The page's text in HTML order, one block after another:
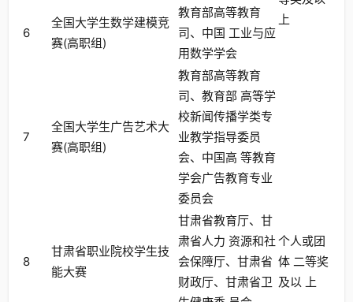
上
6
全国大学生数学建模竞
赛(高职组)
教育部高等教育
司、中国 工业与应
用数学学会
7
全国大学生广告艺术大
赛(高职组)
教育部高等教育
司、教育部 高等学
校新闻传播学类专
业教学指导委员
会、中国高 等教育
学会广告教育专业
委员会
8
甘肃省职业院校学生技
能大赛
甘肃省教育厅、甘
肃省人力 资源和社
会保障厅、甘肃省
财政厅、甘肃省卫
个人或团
体 二等奖
及以 上